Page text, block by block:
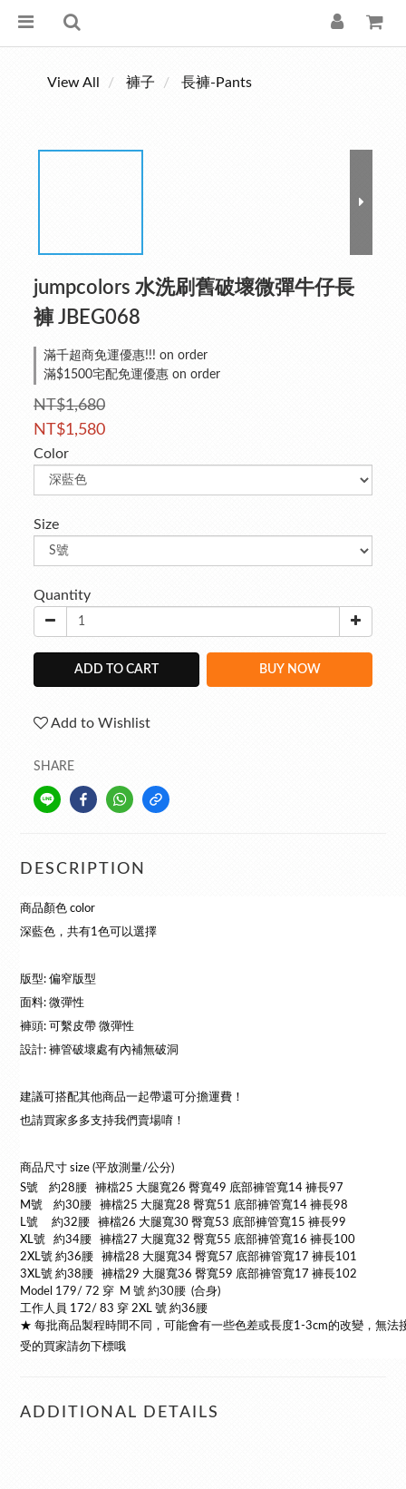
View All 褲子 長褲-Pants
jumpcolors 水洗刷舊破壞微彈牛仔長
褲 JBEG068
滿千超商免運優惠!!! on order
滿$1500宅配免運優惠 on order
NT$1,680
NT$1,580
Color
Size
Quantity
ADD TO CART BUY NOW
Add to Wishlist
SHARE
DESCRIPTION
商品顏色 color
深藍色，共有1色可以選擇
版型: 偏窄版型
面料: 微彈性
褲頭: 可繫皮帶 微彈性
設計: 褲管破壞處有內補無破洞
建議可搭配其他商品一起帶還可分擔運費！
也請買家多多支持我們賣場唷！
商品尺寸 size (平放測量/公分)
S號 約28腰 褲檔25 大腿寬26 臀寬49 底部褲管寬14 褲長97
M號 約30腰 褲檔25 大腿寬28 臀寬51 底部褲管寬14 褲長98
L號 約32腰 褲檔26 大腿寬30 臀寬53 底部褲管寬15 褲長99
XL號 約34腰 褲檔27 大腿寬32 臀寬55 底部褲管寬16 褲長100
2XL號 約36腰 褲檔28 大腿寬34 臀寬57 底部褲管寬17 褲長101
3XL號 約38腰 褲檔29 大腿寬36 臀寬59 底部褲管寬17 褲長102
Model 179/ 72 穿 M 號 約30腰 (合身)
工作人員 172/ 83 穿 2XL 號 約36腰
★ 每批商品製程時間不同，可能會有一些色差或長度1-3cm的改變，無法
受的買家請勿下標哦
ADDITIONAL DETAILS